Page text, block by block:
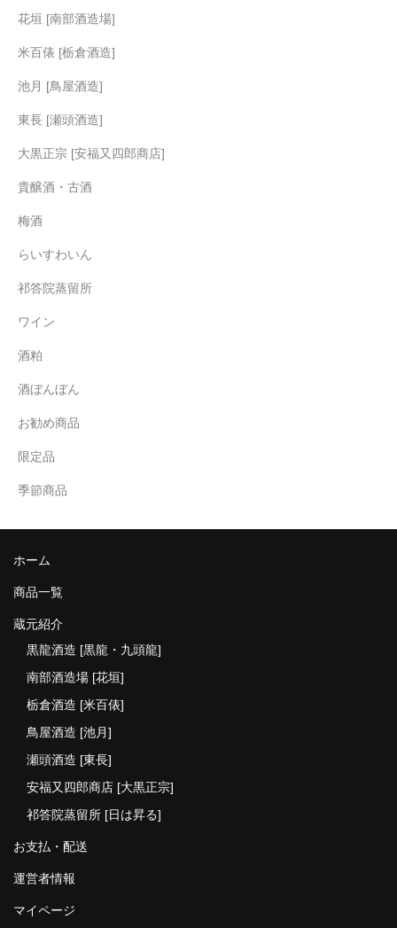
花垣 [南部酒造場]
米百俵 [栃倉酒造]
池月 [鳥屋酒造]
東長 [瀬頭酒造]
大黒正宗 [安福又四郎商店]
貴醸酒・古酒
梅酒
らいすわいん
祁答院蒸留所
ワイン
酒粕
酒ぼんぼん
お勧め商品
限定品
季節商品
ホーム
商品一覧
蔵元紹介
黒龍酒造 [黒龍・九頭龍]
南部酒造場 [花垣]
栃倉酒造 [米百俵]
鳥屋酒造 [池月]
瀬頭酒造 [東長]
安福又四郎商店 [大黒正宗]
祁答院蒸留所 [日は昇る]
お支払・配送
運営者情報
マイページ